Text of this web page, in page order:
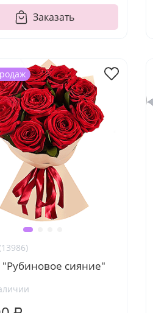
Заказать
"Рубиновое сияние"